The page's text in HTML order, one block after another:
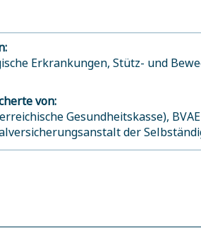
Erkrankungen, Stütz- und
von:
Gesundheitskasse),
der